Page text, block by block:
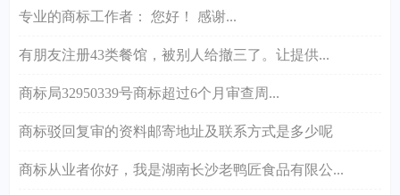
专业的商标工作者： 您好！ 感谢...
有朋友注册43类餐馆，被别人给撤三了。让提供...
商标局32950339号商标超过6个月审查周...
商标驳回复审的资料邮寄地址及联系方式是多少呢
商标从业者你好，我是湖南长沙老鸭匠食品有限公...